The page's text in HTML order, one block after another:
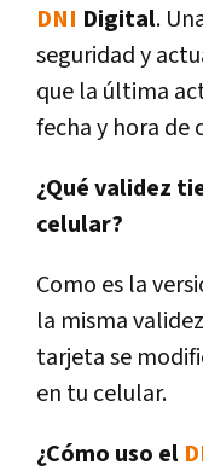
DNI Digital.
seguridad y
que la última
fecha y hora de
¿Qué validez
celular?
Como es la
la misma
tarjeta se
en tu celular.
¿Cómo uso el